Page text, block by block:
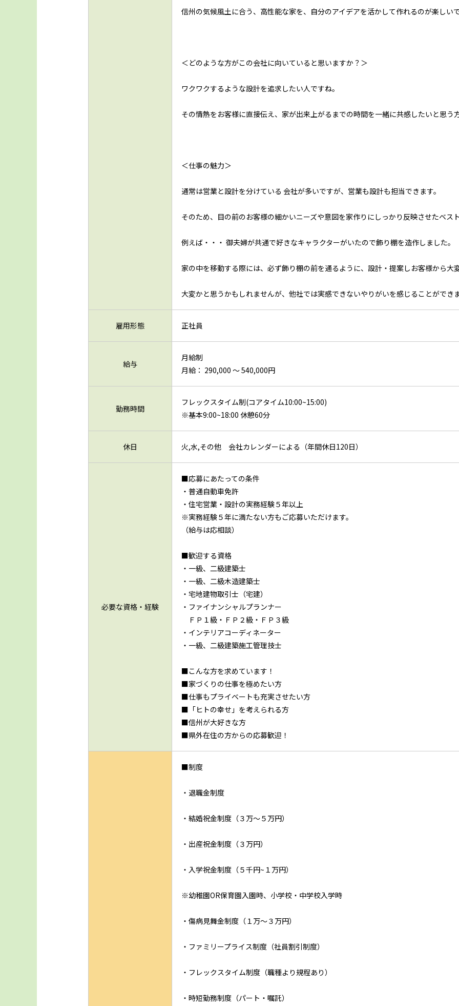
信州の気候風土に合う、高性能な家を、自分のアイデアを活かして作れるのが楽しい
＜どのような方がこの会社に向いていると思いますか？＞
ワクワクするような設計を追求したい人ですね。
その情熱をお客様に直接伝え、家が出来上がるまでの時間を一緒に共感したいと思う
＜仕事の魅力＞
通常は営業と設計を分けている 会社が多いですが、営業も設計も担当できます。
そのため、目の前のお客様の細かいニーズや意図を家作りにしっかり反映させたベス
例えば・・・ 御夫婦が共通で好きなキャラクターがいたので飾り棚を造作しました。
家の中を移動する際には、必ず飾り棚の前を通るように、設計・提案しお客様から大
大変かと思うかもしれませんが、他社では実感できないやりがいを感じることができ
雇用形態 正社員
給与
月給制
月給： 290,000 〜 540,000円
勤務時間
フレックスタイム制(コアタイム10:00~15:00)
※基本9:00~18:00 休憩60分
休日 火,水,その他 会社カレンダーによる（年間休日120日）
必要な資格・経験
■応募にあたっての条件
・普通自動車免許
・住宅営業・設計の実務経験５年以上
※実務経験５年に満たない方もご応募いただけます。
（給与は応相談）
■歓迎する資格
・一級、二級建築士
・一級、二級木造建築士
・宅地建物取引士（宅建）
・ファイナンシャルプランナー
ＦＰ１級・ＦＰ２級・ＦＰ３級
・インテリアコーディネーター
・一級、二級建築施工管理技士
■こんな方を求めています！
■家づくりの仕事を極めたい方
■仕事もプライベートも充実させたい方
■「ヒトの幸せ」を考えられる方
■信州が大好きな方
■県外在住の方からの応募歓迎！
■制度
・退職金制度
・結婚祝金制度（３万～５万円）
・出産祝金制度（３万円）
・入学祝金制度（５千円~１万円）
※幼稚園OR保育園入園時、小学校・中学校入学時
・傷病見舞金制度（１万～３万円）
・ファミリープライス制度（社員割引制度）
・フレックスタイム制度（職種より規程あり）
・時短勤務制度（パート・嘱託）